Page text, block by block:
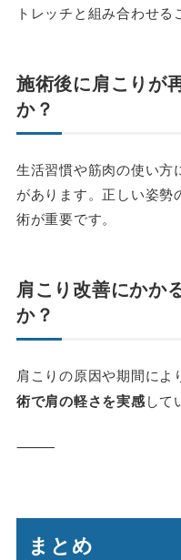
トレッチと組み合わせる
施術後に肩こりが
か？
生活習慣や筋肉の使い方
があります。 正しい姿勢
術が重要です。
肩こり改善にかか
か？
肩こりの原因や期間によ
術で肩の軽さを実感して
⸻
まとめ